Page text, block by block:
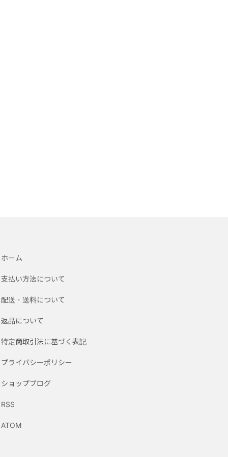
ホーム
支払い方法について
配送・送料について
返品について
特定商取引法に基づく表記
プライバシーポリシー
ショップブログ
RSS
ATOM